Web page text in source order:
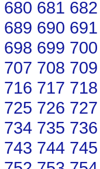
680 681 682
689 690 691
698 699 700
707 708 709
716 717 718
725 726 727
734 735 736
743 744 745